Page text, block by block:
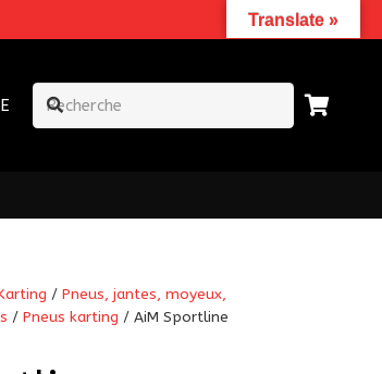
/Pneus, jantes, moyeux,
/Pneus karting / AiM Sportline
Translate »